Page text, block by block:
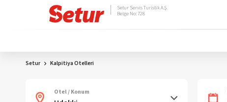
Setur Servis Turistik A.Ş.
Belge No: 728
Setur Kalpitiya Otelleri
Otel / Konum